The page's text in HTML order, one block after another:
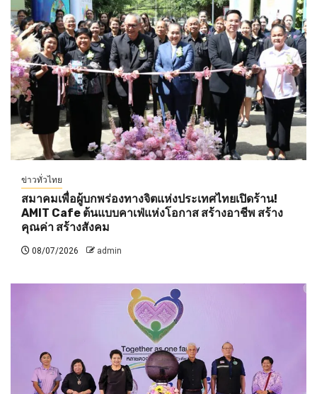
ข่าวทั่วไทย
สมาคมเพื่อผู้บกพร่องทางจิตแห่งประเทศไทยเปิดร้าน!
AMIT Cafe ต้นแบบคาเฟ่แห่งโอกาส สร้างอาชีพ สร้าง
คุณค่า สร้างสังคม
08/07/2026 admin